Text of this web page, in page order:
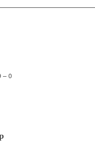
– 0